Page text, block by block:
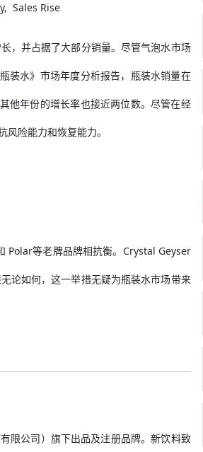
Sales Rise
，并占据了大部分销量。尽管气泡水市场
装水》市场年度分析报告，瓶装水销量在
他年份的增长率也接近两位数。尽管在经
险能力和恢复能力。
Polar等老牌品牌相抗衡。Crystal Geyser
论如何，这一举措无疑为瓶装水市场带来
限公司）旗下出品及注册品牌。新饮料致